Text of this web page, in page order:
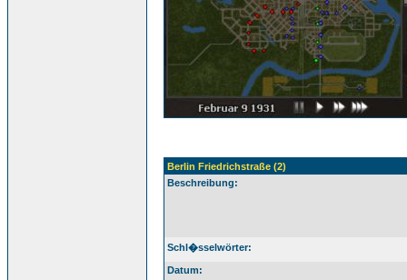
Berlin Friedrichstraße (2)
Beschreibung:
Schl�sselwörter:
Datum: